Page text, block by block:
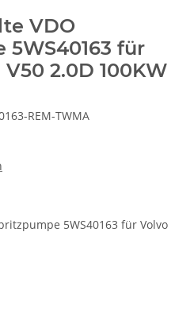
VDO
5WS40163 für
2.0D 100KW
REM-TWMA
5WS40163 für Volvo